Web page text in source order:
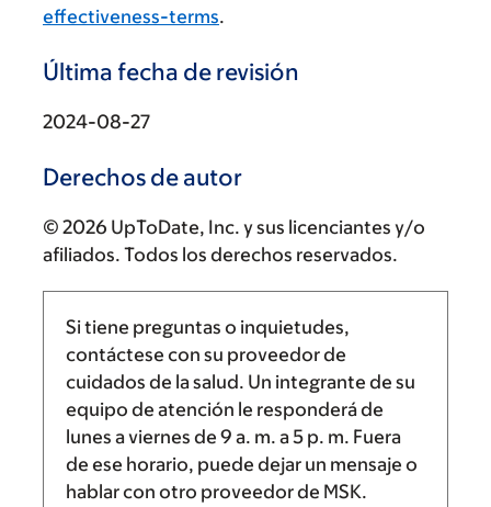
effectiveness-terms.
Última fecha de revisión
2024-08-27
Derechos de autor
© 2026 UpToDate, Inc. y sus licenciantes y/o
afiliados. Todos los derechos reservados.
Si tiene preguntas o inquietudes,
contáctese con su proveedor de
cuidados de la salud. Un integrante de su
equipo de atención le responderá de
lunes a viernes de 9 a. m. a5 p. m. Fuera
de ese horario, puede dejar un mensaje o
hablar con otro proveedor de MSK.